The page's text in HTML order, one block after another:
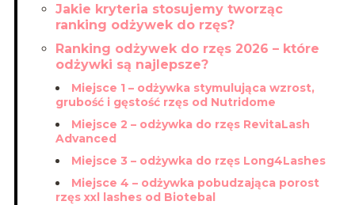
Jakie kryteria stosujemy tworząc
ranking odżywek do rzęs?
Ranking odżywek do rzęs 2026 – które
odżywki są najlepsze?
Miejsce 1 – odżywka stymulująca wzrost,
grubość i gęstość rzęs od Nutridome
Miejsce 2 – odżywka do rzęs RevitaLash
Advanced
Miejsce 3 – odżywka do rzęs Long4Lashes
Miejsce 4 – odżywka pobudzająca porost
rzęs xxl lashes od Biotebal